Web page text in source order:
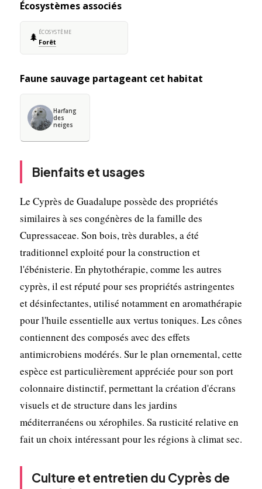
Écosystèmes associés
🌲 ÉCOSYSTÈME
Forêt
Faune sauvage partageant cet habitat
Harfang
des
neiges
Bienfaits et usages
Le Cyprès de Guadalupe possède des propriétés
similaires à ses congénères de la famille des
Cupressaceae. Son bois, très durables, a été
traditionnel exploité pour la construction et
l'ébénisterie. En phytothérapie, comme les autres
cyprès, il est réputé pour ses propriétés astringentes
et désinfectantes, utilisé notamment en aromathérapie
pour l'huile essentielle aux vertus toniques. Les cônes
contiennent des composés avec des effets
antimicrobiens modérés. Sur le plan ornemental, cette
espèce est particulièrement appréciée pour son port
colonnaire distinctif, permettant la création d'écrans
visuels et de structure dans les jardins
méditerranéens ou xérophiles. Sa rusticité relative en
fait un choix intéressant pour les régions à climat sec.
Culture et entretien du Cyprès de